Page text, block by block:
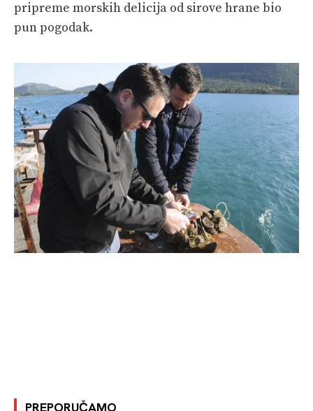
pripreme morskih delicija od sirove hrane bio
pun pogodak.
PREPORUČAMO